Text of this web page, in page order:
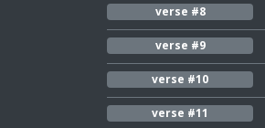
verse #8
verse #9
verse #10
verse #11